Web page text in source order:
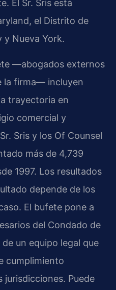
El Sr. Sris está
el Distrito de
y Nueva York.
—abogados externos
la firma— incluyen
trayectoria en
comercial y
Sris y los Of Counsel
más de 4,739
1997. Los resultados
depende de los
El bufete pone a
del Condado de
un equipo legal que
cumplimiento
Puede